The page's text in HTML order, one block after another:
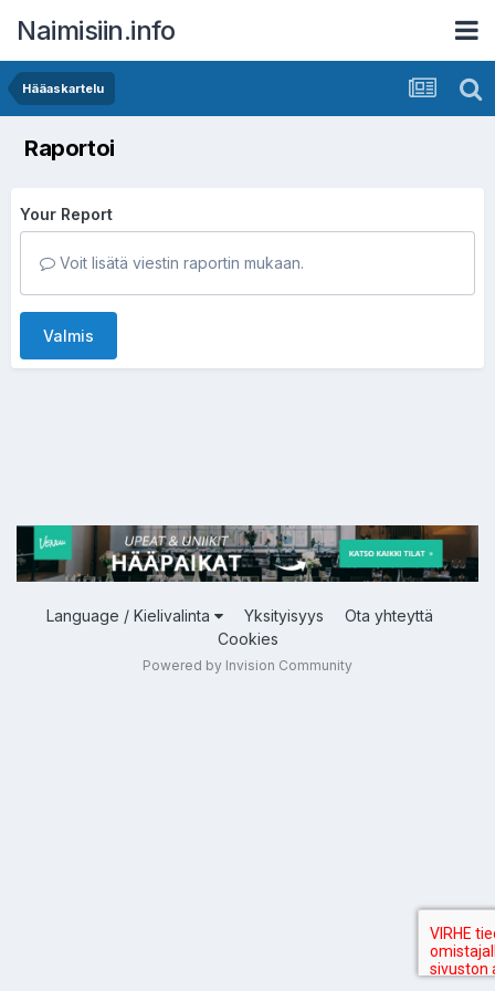
Naimisiin.info
Hääaskartelu
Raportoi
Your Report
Voit lisätä viestin raportin mukaan.
Valmis
Language / Kielivalinta Yksityisyys
Ota yhteyttä
Cookies
Powered by Invision Community